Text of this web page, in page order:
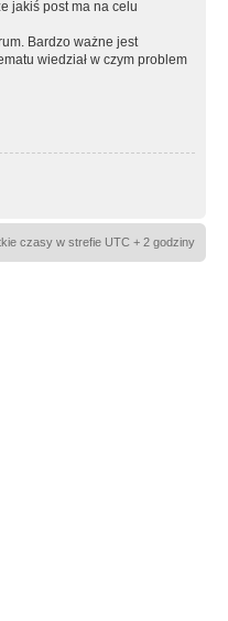
jakiś post ma na celu
Bardzo ważne jest
wiedział w czym problem
czasy w strefie UTC + 2 godziny